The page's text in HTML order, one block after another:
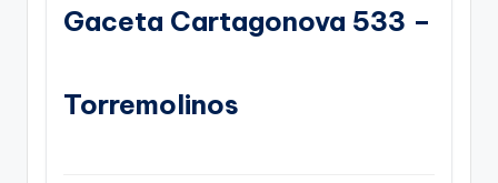
Gaceta Cartagonova 533 –
Torremolinos